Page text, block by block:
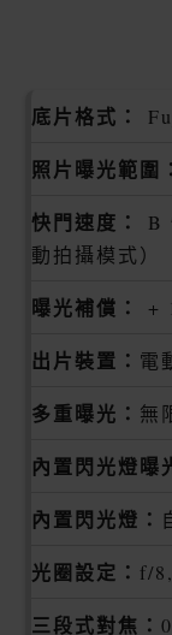
底片格式：
照片曝光範圍：
快門速度：
B
動拍攝模式）
曝光補償： +
出片裝置： 電
多重曝光： 無
內置閃光燈曝
內置閃光燈：
光圈設定： f/
三段式對焦：